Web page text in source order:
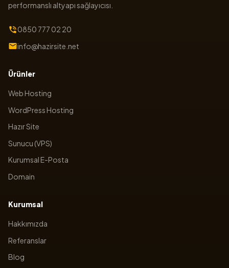
performanslı altyapı sağlayıcısı.
0850 777 02 20
info@hazirsite.net
Ürünler
Web Hosting
WordPress Hosting
Hazır Site
Sunucu (VPS)
Kurumsal E-Posta
Domain
Kurumsal
Hakkımızda
Referanslar
Blog